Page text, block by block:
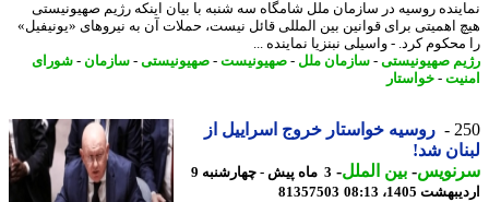
روسیه در سازمان ملل شامگاه سه شنبه با بیان اینکه رژیم صهیونیستی
اهمیتی برای قوانین بین المللی قائل نیست، حملات آن به نیروهای «یونیفیل»
کرد. - واسیلی نبنزیا نماینده ...
صهیونیستی-سازمان ملل -صهیونیست-صهیونیستی-سازمان -شورای
-خواستار
روسیه خواستار خروج اسراییل از
شد!
-بین الملل-
3 ماه پیش - چهارشنبه 9
1405، 08:13
81357503